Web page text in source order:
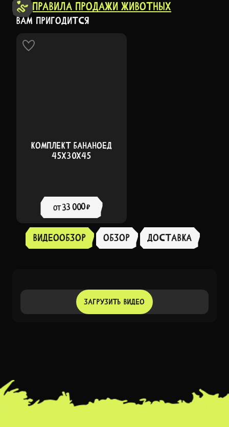
Правила продажи животных
ВАМ ПРИГОДИТСЯ
КОМПЛЕКТ БАНАНОЕД
45Х30Х45
от33 000 ₽
Видеообзор Обзор доставка
ЗАГРУЗИТЬ ВИДЕО